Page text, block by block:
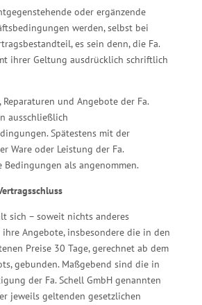
oder ergänzende
werden, selbst bei
es sein denn, die Fa.
ihrer Geltung ausdrücklich schriftlich
Reparaturen und Angebote der Fa.
ausschließlich
Spätestens mit der
Ware oder Leistung der Fa.
Bedingungen als angenommen.
sich – soweit nichts anderes
Angebote, insbesondere die in den
Preise 30 Tage, gerechnet ab dem
gebunden. Maßgebend sind die in
der Fa. Schell GmbH genannten
jeweils geltenden gesetzlichen